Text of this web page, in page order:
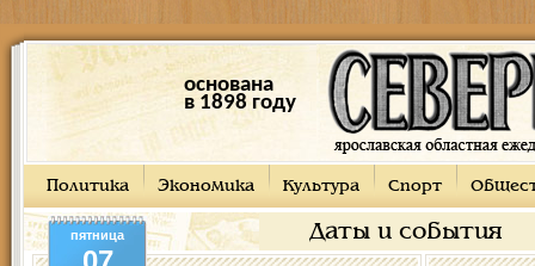
основана
в 1898 году
Политика Экономика Культура Спорт
Даты и события
пятница